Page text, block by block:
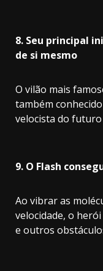
8. Seu principal
de si mesmo
O vilão mais
também
velocista do
9. O Flash
Ao vibrar as
velocidade, o
e outros